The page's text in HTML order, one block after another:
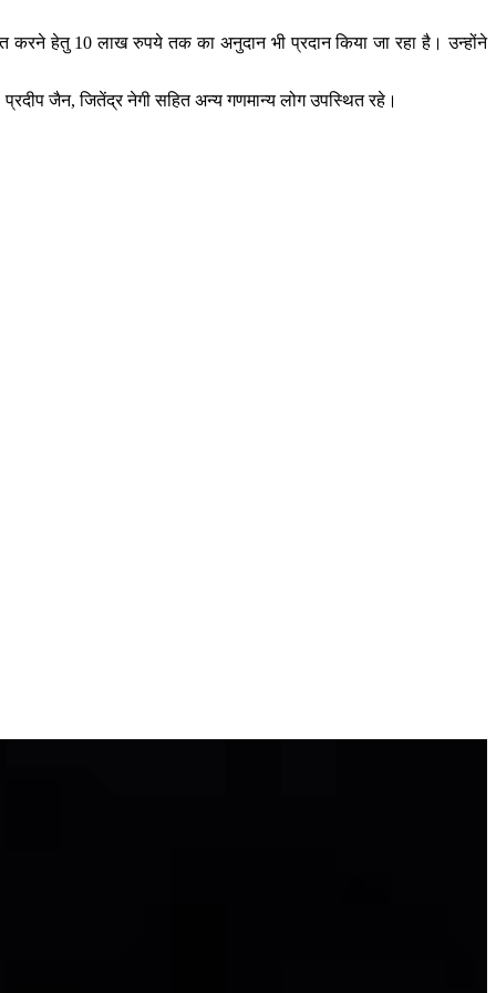
करने हेतु 10 लाख रुपये तक का अनुदान भी प्रदान किया जा रहा है। उन्होंने
जैन, जितेंद्र नेगी सहित अन्य गणमान्य लोग उपस्थित रहे।